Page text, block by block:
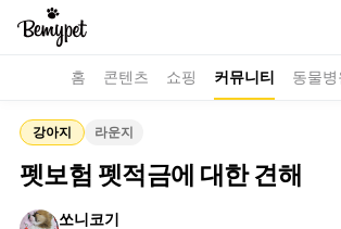
홈 콘텐츠 쇼핑 커뮤니티 동물병
강아지 라운지
펫보험 펫적금에 대한 견해
쏘니코기